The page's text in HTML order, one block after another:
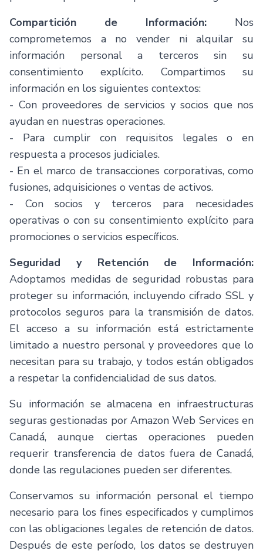
Compartición de Información: Nos
comprometemos a no vender ni alquilar su
información personal a terceros sin su
consentimiento explícito. Compartimos su
información en los siguientes contextos:
- Con proveedores de servicios y socios que nos
ayudan en nuestras operaciones.
- Para cumplir con requisitos legales o en
respuesta a procesos judiciales.
- En el marco de transacciones corporativas, como
fusiones, adquisiciones o ventas de activos.
- Con socios y terceros para necesidades
operativas o con su consentimiento explícito para
promociones o servicios específicos.
Seguridad y Retención de Información:
Adoptamos medidas de seguridad robustas para
proteger su información, incluyendo cifrado SSL y
protocolos seguros para la transmisión de datos.
El acceso a su información está estrictamente
limitado a nuestro personal y proveedores que lo
necesitan para su trabajo, y todos están obligados
a respetar la confidencialidad de sus datos.
Su información se almacena en infraestructuras
seguras gestionadas por Amazon Web Services en
Canadá, aunque ciertas operaciones pueden
requerir transferencia de datos fuera de Canadá,
donde las regulaciones pueden ser diferentes.
Conservamos su información personal el tiempo
necesario para los fines especificados y cumplimos
con las obligaciones legales de retención de datos.
Después de este período, los datos se destruyen